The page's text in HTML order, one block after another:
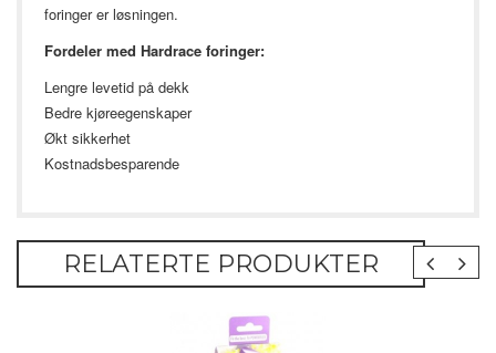
foringer er løsningen.
Fordeler med Hardrace foringer:
Lengre levetid på dekk
Bedre kjøreegenskaper
Økt sikkerhet
Kostnadsbesparende
RELATERTE PRODUKTER